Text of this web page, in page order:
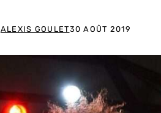
ALEXIS GOULET30 AOÛT 2019